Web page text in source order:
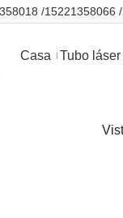
/15221358066
Casa Tubo